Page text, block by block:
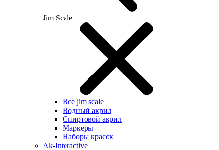
Jim Scale
Все jim scale
Водный акрил
Спиртовой акрил
Маркеры
Наборы красок
Ak-Interactive